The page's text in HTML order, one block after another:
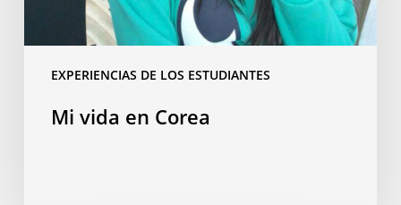
EXPERIENCIAS DE LOS ESTUDIANTES
Mi vida en Corea